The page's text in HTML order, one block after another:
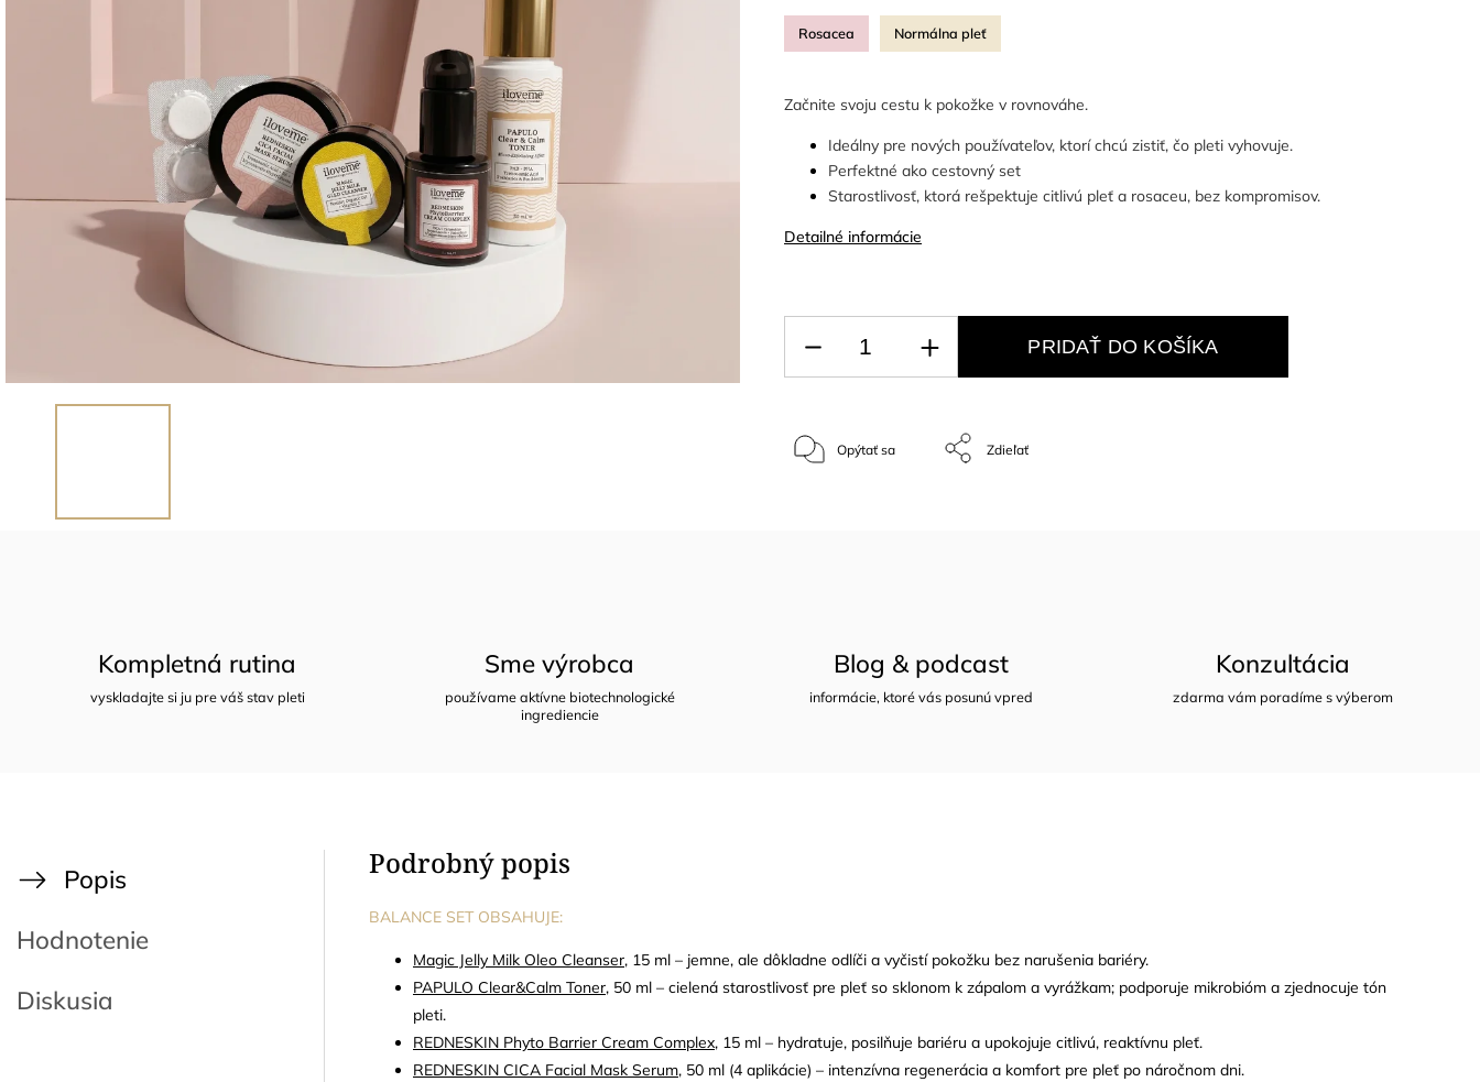
Rosacea Normálna pleť
Začnite svoju cestu k pokožke v rovnováhe.
Ideálny pre nových používateľov, ktorí chcú zistiť, čo pleti vyhovuje.
Perfektné ako cestovný set
Starostlivosť, ktorá rešpektuje citlivú pleť a rosaceu, bez kompromisov.
Detailné informácie
PRIDAŤ DO KOŠÍKA
Opýtať sa Zdieľať
Kompletná rutina
vyskladajte si ju pre váš stav pleti
Sme výrobca
používame aktívne biotechnologické
ingrediencie
Blog & podcast
informácie, ktoré vás posunú vpred
Konzultácia
zdarma vám poradíme s výberom
Popis
Hodnotenie
Diskusia
Podrobný popis
BALANCE SET OBSAHUJE:
Magic Jelly Milk Oleo Cleanser, 15 ml – jemne, ale dôkladne odlíči a vyčistí pokožku bez narušenia bariéry.
PAPULO Clear&Calm Toner, 50 ml – cielená starostlivosť pre pleť so sklonom k zápalom a vyrážkam; podporuje mikrobióm a zjednocuje tón
pleti.
REDNESKIN Phyto Barrier Cream Complex, 15 ml – hydratuje, posilňuje bariéru a upokojuje citlivú, reaktívnu pleť.
REDNESKIN CICA Facial Mask Serum, 50 ml (4 aplikácie) – intenzívna regenerácia a komfort pre pleť po náročnom dni.